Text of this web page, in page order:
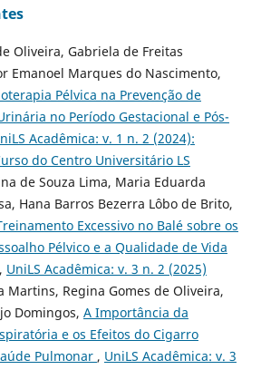
Oliveira, Gabriela de Freitas
Emanoel Marques do Nascimento,
Pélvica na Prevenção de
no Período Gestacional e Pós-
Acadêmica: v. 1 n. 2 (2024):
do Centro Universitário LS
de Souza Lima, Maria Eduarda
Hana Barros Bezerra Lôbo de Brito,
Excessivo no Balé sobre os
Pélvico e a Qualidade de Vida
, UniLS Acadêmica: v. 3 n. 2 (2025)
Martins, Regina Gomes de Oliveira,
Domingos, A Importância da
e os Efeitos do Cigarro
Pulmonar , UniLS Acadêmica: v. 3